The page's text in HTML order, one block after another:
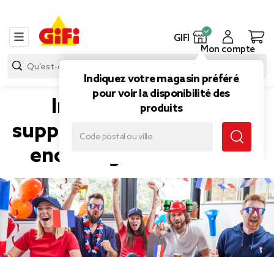
GIFI
Indiquez votre magasin préféré
pour voir la disponibilité des
produits
Mon compte
Indispensables du
supporter : comment bien
encourager les Bleus ?